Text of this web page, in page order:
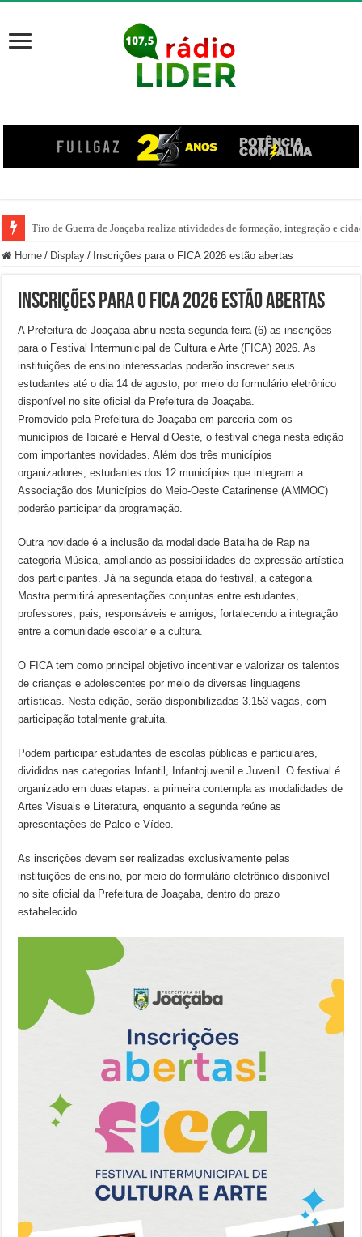
Tiro de Guerra de Joaçaba realiza atividades de formação, integração e
Home / Display / Inscrições para o FICA 2026 estão abertas
Inscrições para o FICA 2026 estão abertas
A Prefeitura de Joaçaba abriu nesta segunda-feira (6) as inscrições
para o Festival Intermunicipal de Cultura e Arte (FICA) 2026. As
instituições de ensino interessadas poderão inscrever seus
estudantes até o dia 14 de agosto, por meio do formulário eletrônico
disponível no site oficial da Prefeitura de Joaçaba.
Promovido pela Prefeitura de Joaçaba em parceria com os
municípios de Ibicaré e Herval d’Oeste, o festival chega nesta edição
com importantes novidades. Além dos três municípios
organizadores, estudantes dos 12 municípios que integram a
Associação dos Municípios do Meio-Oeste Catarinense (AMMOC)
poderão participar da programação.
Outra novidade é a inclusão da modalidade Batalha de Rap na
categoria Música, ampliando as possibilidades de expressão artística
dos participantes. Já na segunda etapa do festival, a categoria
Mostra permitirá apresentações conjuntas entre estudantes,
professores, pais, responsáveis e amigos, fortalecendo a integração
entre a comunidade escolar e a cultura.
O FICA tem como principal objetivo incentivar e valorizar os talentos
de crianças e adolescentes por meio de diversas linguagens
artísticas. Nesta edição, serão disponibilizadas 3.153 vagas, com
participação totalmente gratuita.
Podem participar estudantes de escolas públicas e particulares,
divididos nas categorias Infantil, Infantojuvenil e Juvenil. O festival é
organizado em duas etapas: a primeira contempla as modalidades de
Artes Visuais e Literatura, enquanto a segunda reúne as
apresentações de Palco e Vídeo.
As inscrições devem ser realizadas exclusivamente pelas
instituições de ensino, por meio do formulário eletrônico disponível
no site oficial da Prefeitura de Joaçaba, dentro do prazo
estabelecido.